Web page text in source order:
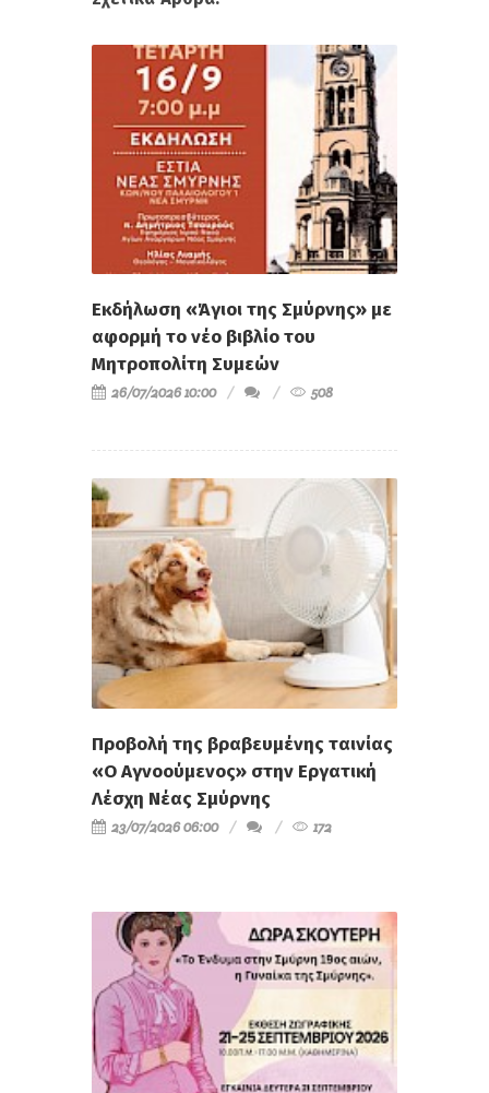
Εκδήλωση «Άγιοι της Σμύρνης» με
αφορμή το νέο βιβλίο του
Μητροπολίτη Συμεών
26/07/2026 10:00 508
Προβολή της βραβευμένης ταινίας
«Ο Αγνοούμενος» στην Εργατική
Λέσχη Νέας Σμύρνης
23/07/2026 06:00 172